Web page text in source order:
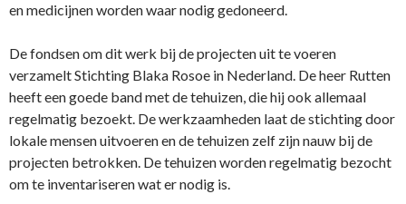
en medicijnen worden waar nodig gedoneerd.
De fondsen om dit werk bij de projecten uit te voeren
verzamelt Stichting Blaka Rosoe in Nederland. De heer Rutten
heeft een goede band met de tehuizen, die hij ook allemaal
regelmatig bezoekt. De werkzaamheden laat de stichting door
lokale mensen uitvoeren en de tehuizen zelf zijn nauw bij de
projecten betrokken. De tehuizen worden regelmatig bezocht
om te inventariseren wat er nodig is.